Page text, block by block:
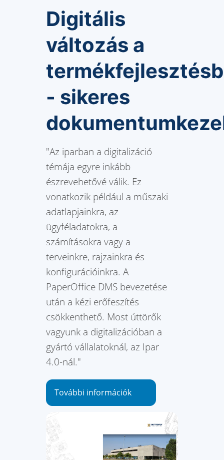
Digitális
változás a
- sikeres
"Az iparban a digitalizáció
témája egyre inkább
észrevehetővé válik. Ez
vonatkozik például a műszaki
adatlapjainkra, az
ügyféladatokra, a
számításokra vagy a
terveinkre, rajzainkra és
konfigurációinkra. A
PaperOffice DMS bevezetése
után a kézi erőfeszítés
csökkenthető. Most úttörők
vagyunk a digitalizációban a
gyártó vállalatoknál, az Ipar
4.0-nál."
További információk